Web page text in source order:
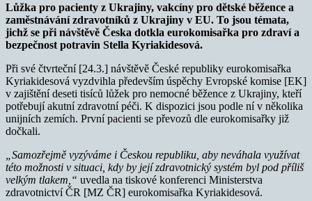
Lůžka pro pacienty z Ukrajiny, vakcíny pro dětské běžence a
zaměstnávání zdravotníků z Ukrajiny v EU. To jsou témata,
jichž se při návštěvě Česka dotkla eurokomisařka pro zdraví a
bezpečnost potravin Stella Kyriakidesová.
Při své čtvrteční [24.3.] návštěvě České republiky eurokomisařka
Kyriakidesová vyzdvihla především úspěchy Evropské komise [EK]
v zajištění deseti tisíců lůžek pro nemocné běžence z Ukrajiny, kteří
potřebují akutní zdravotní péči. K dispozici jsou podle ní v několika
unijních zemích. První pacienti se převozů dle eurokomisařky již
dočkali.
„Samozřejmě vyzýváme i Českou republiku, aby neváhala využívat
této možnosti v situaci, kdy by její zdravotnický systém byl pod příliš
velkým tlakem,“ uvedla na tiskové konferenci Ministerstva
zdravotnictví ČR [MZ ČR] eurokomisařka Kyriakidesová.